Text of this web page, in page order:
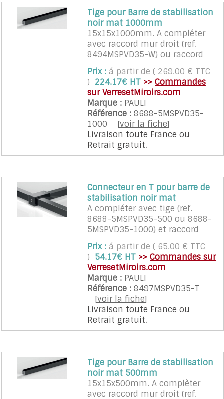
- dimensions: L 1600 mm max -
l 950 mm
Tige pour Barre de stabilisation
noir mat 1000mm
15x15x1000mm. A compléter
avec raccord mur droit (ref.
8494MSPVD35-W) ou raccord
mur a 45° (ref.8496MSPVD35-
W45) et raccord verre (ref.
8494MSPVD35-G). Existe en
500mm
Prix : á partir de ( 269.00 € TTC
) 224.17€ HT >> Commandes
sur VerresetMiroirs.com
Marque : PAULI
Référence : 8688-5MSPVD35-
1000 [voir la fiche]
Livraison toute France ou
Retrait gratuit.
Connecteur en T pour barre de
stabilisation noir mat
A compléter avec tige (ref.
8688-5MSPVD35-500 ou 8688-
5MSPVD35-1000) et raccord
verre, raccord mur.
Prix : á partir de ( 65.00 € TTC
) 54.17€ HT >> Commandes sur
VerresetMiroirs.com
Marque : PAULI
Référence : 8497MSPVD35-T
[voir la fiche]
Livraison toute France ou
Retrait gratuit.
Tige pour Barre de stabilisation
noir mat 500mm
15x15x500mm. A complèter
avec raccord mur droit (ref.